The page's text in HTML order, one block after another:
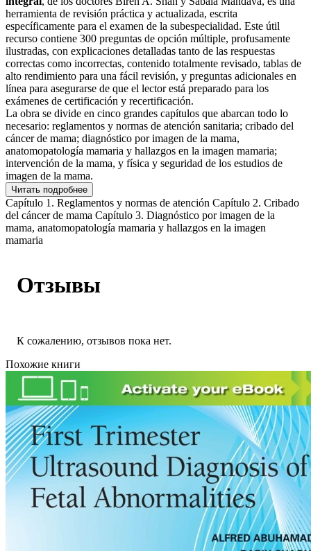
herramienta de revisión práctica y actualizada, escrita
específicamente para el examen de la subespecialidad. Este útil
recurso contiene 300 preguntas de opción múltiple, profusamente
ilustradas, con explicaciones detalladas tanto de las respuestas
correctas como incorrectas, contenido totalmente revisado, tablas de
alto rendimiento para una fácil revisión, y preguntas adicionales en
línea para asegurarse de que el lector está preparado para los
exámenes de certificación y recertificación.
La obra se divide en cinco grandes capítulos que abarcan todo lo
necesario: reglamentos y normas de atención sanitaria; cribado del
cáncer de mama; diagnóstico por imagen de la mama,
anatomopatología mamaria y hallazgos en la imagen mamaria;
intervención de la mama, y física y seguridad de los estudios de
imagen de la mama.
Читать подробнее
Capítulo 1. Reglamentos y normas de atención Capítulo 2. Cribado
del cáncer de mama Capítulo 3. Diagnóstico por imagen de la
mama, anatomopatología mamaria y hallazgos en la imagen
mamaria
Отзывы
К сожалению, отзывов пока нет.
Похожие книги